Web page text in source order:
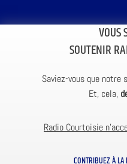
VOUS
SOUTENIR
Saviez-vous que notre
Et, cela,
Radio Courtoisie
CONTRIBUEZ À